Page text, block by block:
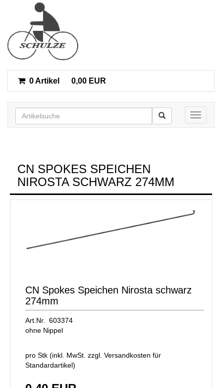
0 Artikel 0,00 EUR
Toggle
CN SPOKES SPEICHEN
NIROSTA SCHWARZ 274MM
CN Spokes Speichen Nirosta schwarz
274mm
Art.Nr. 603374
ohne Nippel
pro Stk (inkl. MwSt. zzgl. Versandkosten für
Standardartikel)